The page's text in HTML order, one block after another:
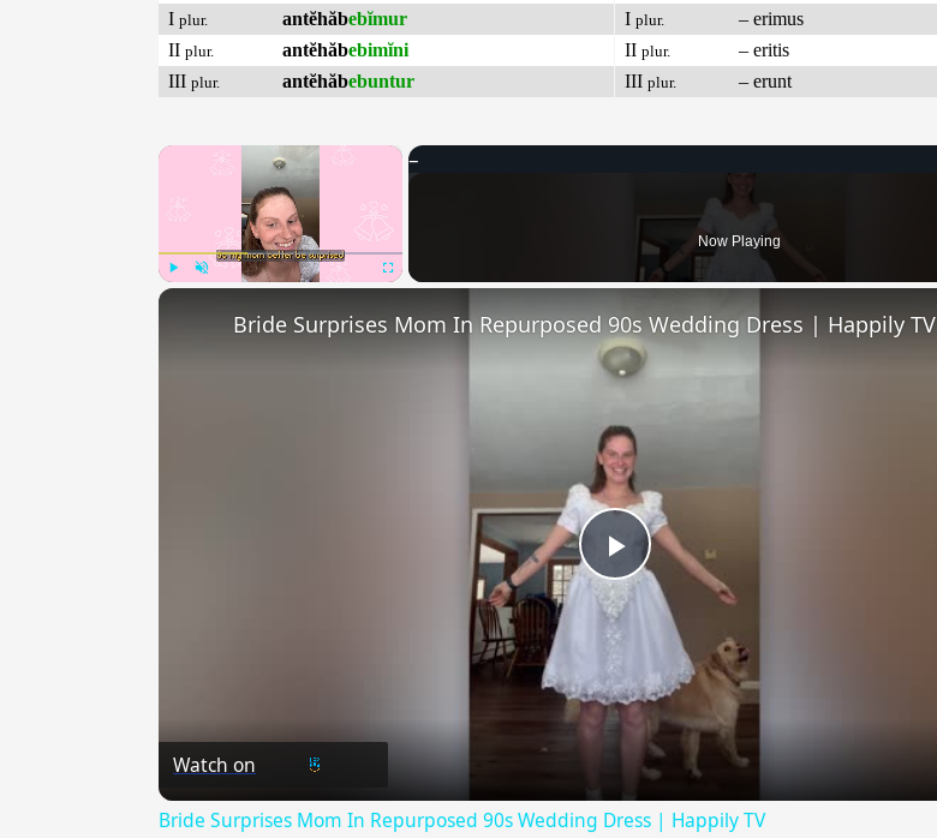
I plur. antĕhăbebĭmur
II plur. antĕhăbebimĭni
III plur. antĕhăbebuntur
I plur.
– erimus
II plur.
– eritis
III plur. – erunt
×
Now Playing
Play
Video
Bride Surprises Mom In Repurposed 90s Wedding Dress | Happily TV
Watch on
Bride Surprises Mom In Repurposed 90s Wedding Dress | Happily TV